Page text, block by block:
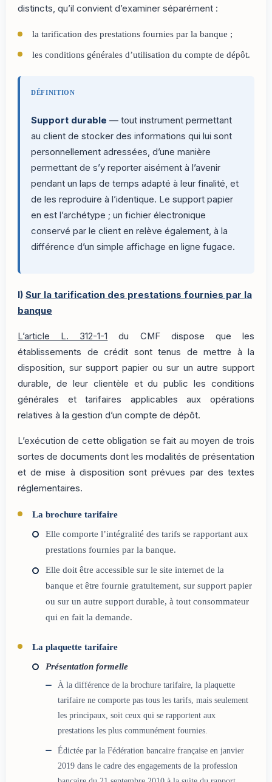
distincts, qu’il convient d’examiner séparément :
la tarification des prestations fournies par la banque ;
les conditions générales d’utilisation du compte de dépôt.
DÉFINITION
Support durable — tout instrument permettant
au client de stocker des informations qui lui sont
personnellement adressées, d’une manière
permettant de s’y reporter aisément à l’avenir
pendant un laps de temps adapté à leur finalité, et
de les reproduire à l’identique. Le support papier
en est l’archétype ; un fichier électronique
conservé par le client en relève également, à la
différence d’un simple affichage en ligne fugace.
I) Sur la tarification des prestations fournies par la
banque
L’article L. 312-1-1 du CMF dispose que les
établissements de crédit sont tenus de mettre à la
disposition, sur support papier ou sur un autre support
durable, de leur clientèle et du public les conditions
générales et tarifaires applicables aux opérations
relatives à la gestion d’un compte de dépôt.
L’exécution de cette obligation se fait au moyen de trois
sortes de documents dont les modalités de présentation
et de mise à disposition sont prévues par des textes
réglementaires.
La brochure tarifaire
Elle comporte l’intégralité des tarifs se rapportant aux
prestations fournies par la banque.
Elle doit être accessible sur le site internet de la
banque et être fournie gratuitement, sur support papier
ou sur un autre support durable, à tout consommateur
qui en fait la demande.
La plaquette tarifaire
Présentation formelle
À la différence de la brochure tarifaire, la plaquette
tarifaire ne comporte pas tous les tarifs, mais seulement
les principaux, soit ceux qui se rapportent aux
prestations les plus communément fournies.
Édictée par la Fédération bancaire française en janvier
2019 dans le cadre des engagements de la profession